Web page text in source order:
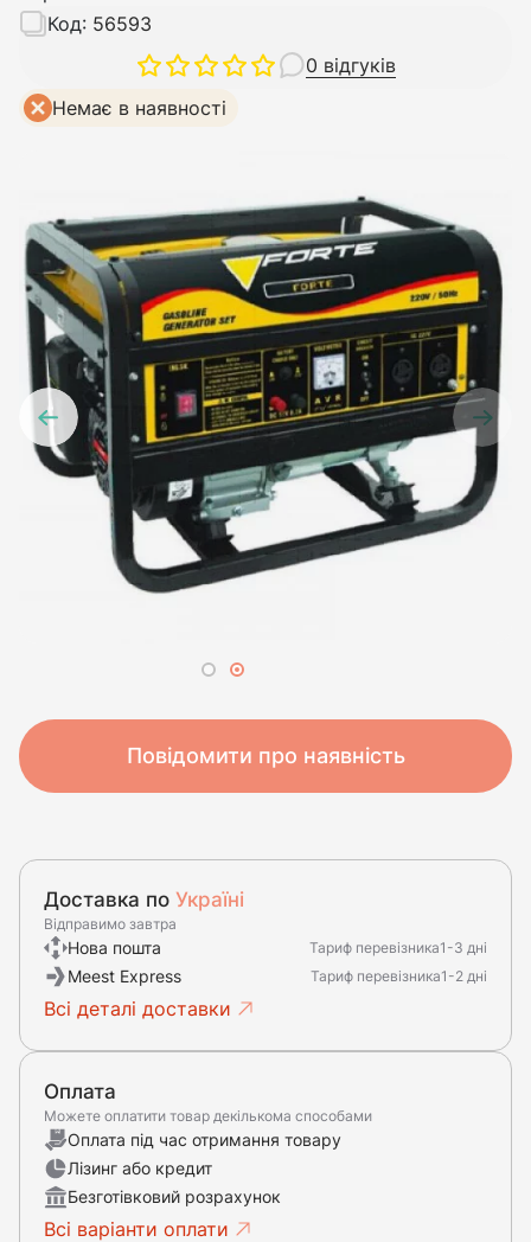
0 відгуків
Код: 56593
Немає в наявності
Повідомити про наявність
Доставка по Україні
Відправимо завтра
Нова пошта Тариф перевізника1-3 дні
Meest Express Тариф перевізника1-2 дні
Всі деталі доставки
Оплата
Можете оплатити товар декількома способами
Оплата під час отримання товару
Лізинг або кредит
Безготівковий розрахунок
Всі варіанти оплати